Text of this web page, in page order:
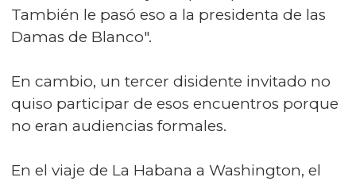
También le pasó eso a la presidenta de las
Damas de Blanco".
En cambio, un tercer disidente invitado no
quiso participar de esos encuentros porque
no eran audiencias formales.
En el viaje de La Habana a Washington, el